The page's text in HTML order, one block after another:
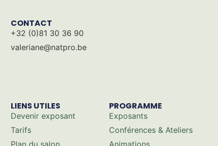
PROGRAMME
Exposants
Conférences & Ateliers
Animations
LIENS UTILES
Devenir exposant
Tarifs
Plan du salon
CONTACT
+32 (0)81 30 36 90
valeriane@natpro.be